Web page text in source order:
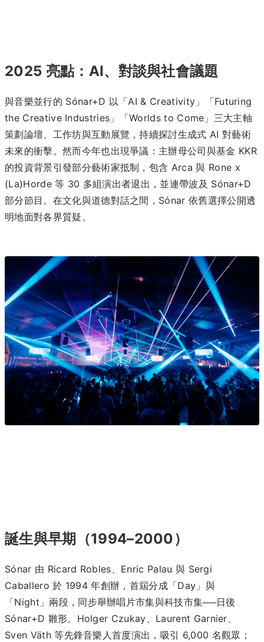
2025 亮點：AI、對談與社會議題
與音樂並行的 Sónar+D 以「AI & Creativity」「Futuring
the Creative Industries」「Worlds to Come」三大主軸
策劃論壇、工作坊與互動展覽，持續探討生成式 AI 對藝術
未來的衝擊。然而今年也出現爭議：主辦母公司與基金 KKR
的投資背景引發部分藝術家抵制，包含 Arca 與 Rone x
(La)Horde 等 30 多組演出者退出，並連帶波及 Sónar+D
部分節目。在文化與道德對話之間，Sónar 依舊選擇公開透
明地面對各界質疑。
誕生與早期（1994–2000）
Sónar 由 Ricard Robles、Enric Palau 與 Sergi
Caballero 於 1994 年創辦，首屆分成「Day」與
「Night」兩段，同步舉辦唱片市集與科技市集──日後
Sónar+D 雛形。Holger Czukay、Laurent Garnier、
Sven Väth 等先鋒音樂人首度演出，吸引 6,000 名觀眾；